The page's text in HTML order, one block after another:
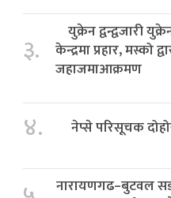
३.
युक्रेन द्वन्द्वजारी
केन्द्रमा प्रहार, मस्को
जहाजमाआक्रमण
४. नेप्से परिसूचक
नारायणगढ–बुटवल